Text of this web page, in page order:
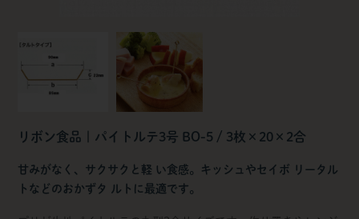
リボン食品 | パイトルテ3号 BO-5 / 3枚×20×2合
甘みがなく、サクサクと軽 い食感。キッシュやセイボ リータル
トなどのおかずタ ルトに最適です。